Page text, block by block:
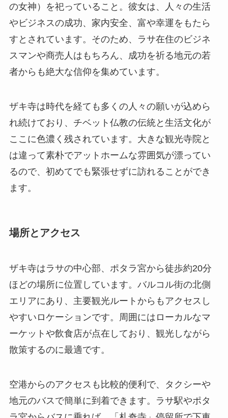
の女神）を祀っていること。彼女は、人々の生活
やビジネスの成功、家内安全、富や幸運をもたら
すとされています。そのため、ラサ在住のビジネ
スマンや商売人はもちろん、成功を祈る地元の若
者からも絶大な信仰を集めています。
ザキ寺は時代を経ても多くの人々の願いが込めら
れ続けており、チベット仏教の伝統と生活文化が
ここに色濃く残されています。大きな観光寺院と
は違って素朴でアットホームな雰囲気が漂ってい
るので、初めてでも緊張せずに訪れることができ
ます。
場所とアクセス
ザキ寺はラサの中心部、ポタラ宮から徒歩約20分
ほどの場所に位置しています。バルコル街の北側
エリアにあり、主要観光ルートからもアクセスし
やすいロケーションです。周囲にはローカルなマ
ーケットや飲食店が点在しており、観光しながら
散策するのに最適です。
空港からのアクセスも比較的便利で、タクシーや
地元のバスで簡単に到着できます。ラサ駅やポタ